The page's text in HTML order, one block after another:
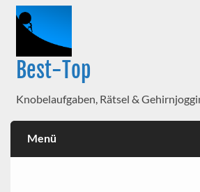
Best-Top
Knobelaufgaben, Rätsel &
Menü